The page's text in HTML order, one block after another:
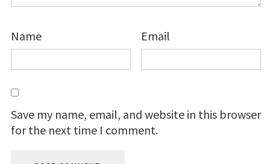
Name Email
Save my name, email, and website in this browser
for the next time I comment.